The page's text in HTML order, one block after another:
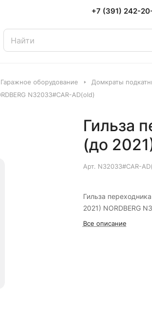
+7 (391) 242-
Гаражное оборудование Домкраты
N32033#CAR-AD(old)
Гильза
(до
Арт. N32033#CAR-
Гильза
2021) NORDBERG
Все описание